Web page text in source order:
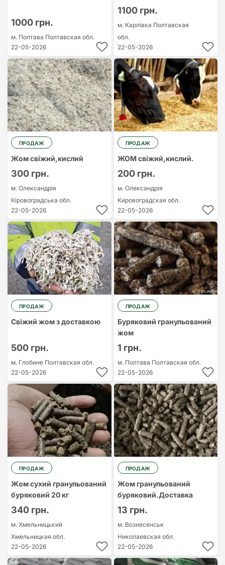
1000 грн.
м. Полтава Полтавская обл.
22-05-2026
1100 грн.
м. Карлівка Полтавская
обл.
22-05-2026
ПРОДАЖ
Жом свіжий,кислий
300 грн.
м. Олександрія
Кіровоградська обл.
22-05-2026
ПРОДАЖ
ЖОМ свіжий,кислий.
200 грн.
м. Олександрія
Кировоградская обл.
22-05-2026
ПРОДАЖ
Свіжий жом з доставкою
500 грн.
м. Глобине Полтавская обл.
22-05-2026
ПРОДАЖ
Буряковий гранульований
жом
1 грн.
м. Полтава Полтавская обл.
22-05-2026
ПРОДАЖ
Жом сухий гранульований
буряковий 20 кг
340 грн.
м. Хмельницький
Хмельницкая обл.
22-05-2026
ПРОДАЖ
Жом гранульований
буряковий.Доставка
13 грн.
м. Вознесенськ
Николаевская обл.
22-05-2026